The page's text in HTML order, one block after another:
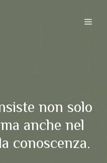
non solo
anche nel
conoscenza.